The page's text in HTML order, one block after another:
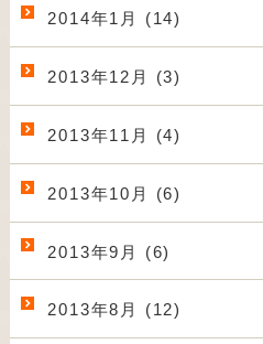
2014年1月 (14)
2013年12月 (3)
2013年11月 (4)
2013年10月 (6)
2013年9月 (6)
2013年8月 (12)